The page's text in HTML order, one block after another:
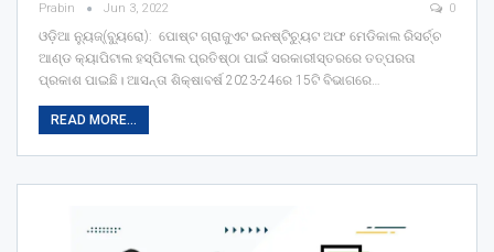
Prabin Jun 3, 2022 0
ଓଡ଼ିଆ ନ୍ୟୁଜ୍(ବ୍ୟୁରୋ): ପୋଷ୍ଟ ଗ୍ରାଜୁଏଟ ଇନଷ୍ଟିଚ୍ୟୁଟ ଅଫ ମେଡିକାଲ ରିସର୍ଚ୍ଚ
ଆଣ୍ଡ କ୍ୟାପିଟାଲ ହସ୍ପିଟାଲ ପ୍ରତିଷ୍ଠା ପାଇଁ ସରକାରୀସ୍ତରରେ ତତ୍ପରତା
ପ୍ରକାଶ ପାଇଛି। ଆସନ୍ତା ଶିକ୍ଷାବର୍ଷ 2023-24ରେ 15ଟି ବିଭାଗରେ…
READ MORE...